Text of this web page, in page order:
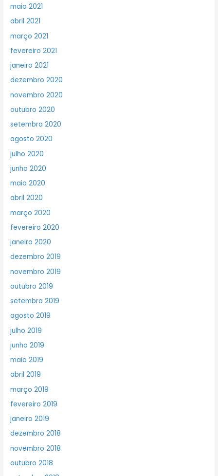
maio 2021
abril 2021
março 2021
fevereiro 2021
janeiro 2021
dezembro 2020
novembro 2020
outubro 2020
setembro 2020
agosto 2020
julho 2020
junho 2020
maio 2020
abril 2020
março 2020
fevereiro 2020
janeiro 2020
dezembro 2019
novembro 2019
outubro 2019
setembro 2019
agosto 2019
julho 2019
junho 2019
maio 2019
abril 2019
março 2019
fevereiro 2019
janeiro 2019
dezembro 2018
novembro 2018
outubro 2018